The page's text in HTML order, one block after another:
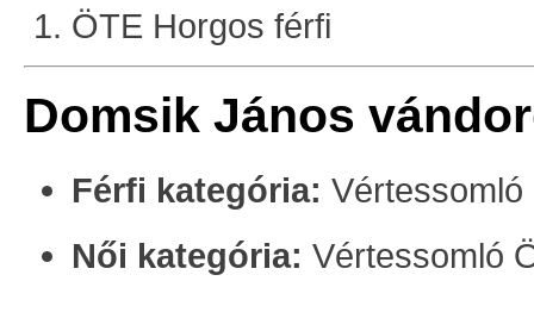
ÖTE Horgos férfi
Domsik János
Férfi kategória:
Női kategória: Vértessomló